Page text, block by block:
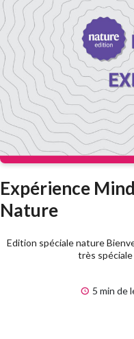
Expérience
Nature
Edition spéciale nature
très spéciale
5 min de